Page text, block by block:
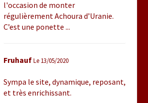
l'occasion de monter
régulièrement Achoura d’Uranie.
C’est une ponette ...
FruhaufLe 13/05/2020
Sympa le site, dynamique, reposant,
et très enrichissant.